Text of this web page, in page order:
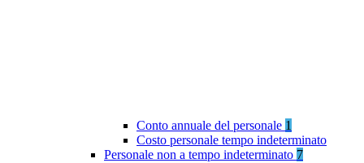
Conto annuale del personale 1
Costo personale tempo indeterminato
Personale non a tempo indeterminato 7